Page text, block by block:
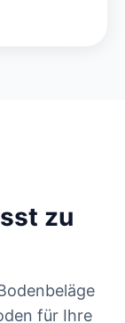
zu
für Ihre